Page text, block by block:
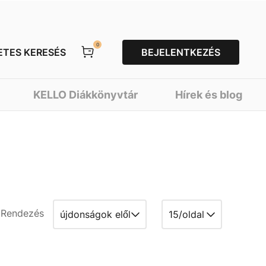
KERESÉS
0
BEJELENTKEZÉS
KELLO Diákkönyvtár Hírek és blog
Rendezés